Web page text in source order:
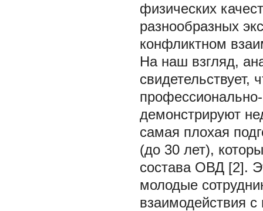
физических
разнообразных
конфликтном
На наш взгляд,
свидетельствует,
демонстрируют
самая плохая
(до 30 лет),
состава ОВД [2].
молодые
взаимодействия